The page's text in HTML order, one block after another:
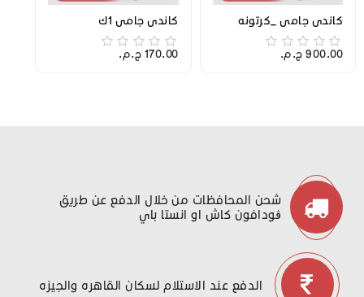
كاندي جامي _كرتونه
900.00 ج.م.‏
كاندي جامي 1ك
170.00 ج.م.‏
شحن المحافظات من خلال الدفع عن طريق
ڤودافون كاش او انستا باي
الدفع عند الاستلام لسكان القاهره والجيزه